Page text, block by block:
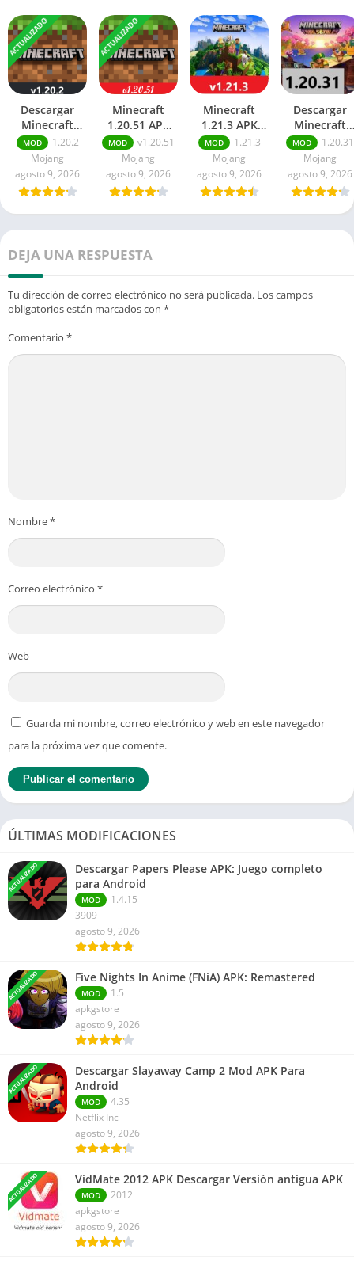
ACTUALIZADO
Descargar
Minecraft
1.20.2 APK
Mod para
Android
MOD
1.20.2
Mojang
agosto 9, 2026
ACTUALIZADO
Minecraft
1.20.51 APK
Mediafire para
Android
MOD
v1.20.51
Mojang
agosto 9, 2026
Minecraft
1.21.3 APK
Mediafire para
Android
MOD
1.21.3
Mojang
agosto 9, 2026
Descargar
Minecraft
1.20.31 APK
Gratis para
Android
MOD
1.20.31
Mojang
agosto 9, 2026
DEJA UNA RESPUESTA
Tu dirección de correo electrónico no será publicada. Los campos
obligatorios están marcados con *
Comentario *
Nombre*
Correo electrónico *
Web
Guarda mi nombre, correo electrónico y web en este navegador
para la próxima vez que comente.
ÚLTIMAS MODIFICACIONES
ACTUALIZADO
Descargar Papers Please APK: Juego completo
para Android
MOD
1.4.15
3909
agosto 9, 2026
ACTUALIZADO Five Nights In Anime (FNiA) APK: Remastered
MOD
1.5
apkgstore
agosto 9, 2026
ACTUALIZADO
Descargar Slayaway Camp 2 Mod APK Para
Android
MOD
4.35
Netflix Inc
agosto 9, 2026
ACTUALIZADO VidMate 2012 APK Descargar Versión antigua APK
MOD
2012
apkgstore
agosto 9, 2026